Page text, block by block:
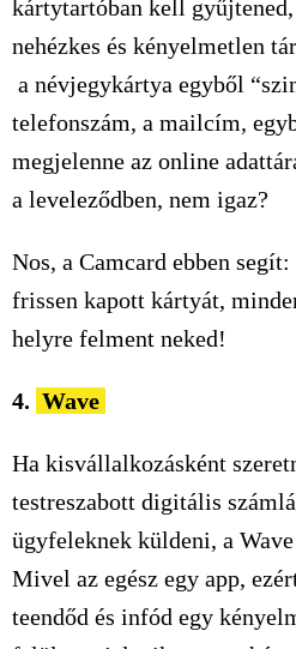
kártytartóban kell
nehézkes és kényelmetlen
a névjegykártya egyből
telefonszám, a mailcím,
megjelenne az online
a leveleződben, nem igaz?
Nos, a Camcard ebben
frissen kapott kártyát,
helyre felment neked!
4. Wave
Ha kisvállalkozásként
testreszabott digitális
ügyfeleknek küldeni, a
Mivel az egész egy app,
teendőd és infód egy